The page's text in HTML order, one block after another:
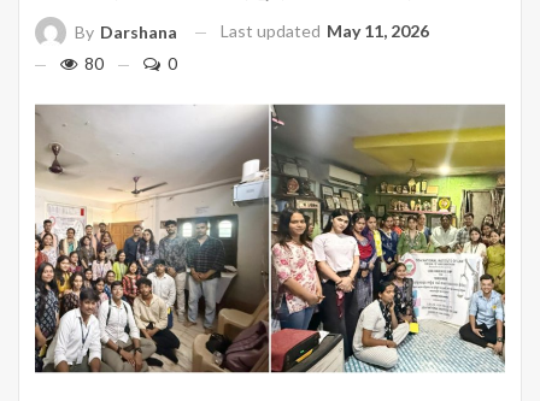
By Darshana Last updated May 11, 2026
80
0